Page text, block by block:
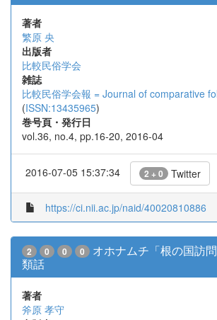
著者
繁原 央
出版者
比較民俗学会
雑誌
比較民俗学会報 = Journal of comparative
(ISSN:13435965)
巻号頁・発行日
vol.36, no.4, pp.16-20, 2016-04
2016-07-05 15:37:34 2 + 0 Twitter
https://ci.nii.ac.jp/naid/40020810886
2 0 0 0
オホナムチ「根の国訪
類話
著者
斧原 孝守